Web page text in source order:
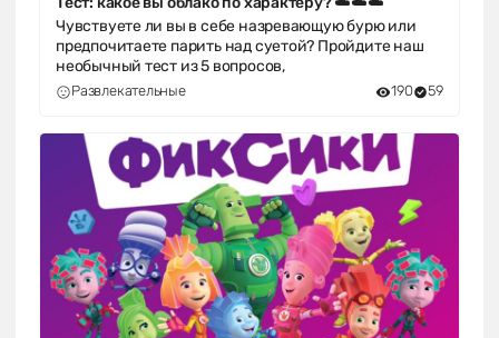
Чувствуете ли вы в себе назревающую бурю или
предпочитаете парить над суетой? Пройдите наш
необычный тест из 5 вопросов,
Развлекательные 190 59